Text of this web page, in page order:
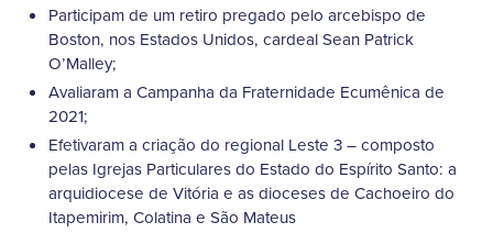
Participam de um retiro pregado pelo arcebispo de
Boston, nos Estados Unidos, cardeal Sean Patrick
O’Malley;
Avaliaram a Campanha da Fraternidade Ecumênica de
2021;
Efetivaram a criação do regional Leste 3 – composto
pelas Igrejas Particulares do Estado do Espírito Santo: a
arquidiocese de Vitória e as dioceses de Cachoeiro do
Itapemirim, Colatina e São Mateus